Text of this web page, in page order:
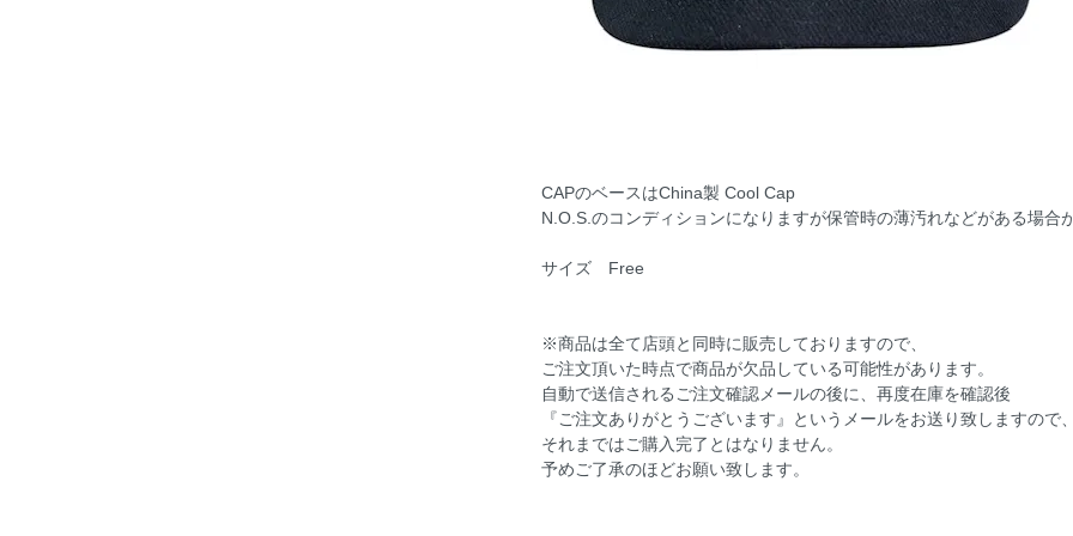
CAPのベースはChina製 Cool Cap
N.O.S.のコンディションになりますが保管時の薄汚れなどがある場合
サイズ Free
※商品は全て店頭と同時に販売しておりますので、
ご注文頂いた時点で商品が欠品している可能性があります。
自動で送信されるご注文確認メールの後に、再度在庫を確認後
『ご注文ありがとうございます』というメールをお送り致しますので、
それまではご購入完了とはなりません。
予めご了承のほどお願い致します。